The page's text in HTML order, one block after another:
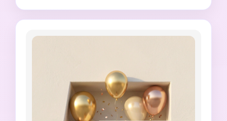
heureux de [AGE] ans avec traits du visage de
référence préservés, portant [OUTFIT], riant
de contour douce, peau photoréaliste,
photographie de studio premium, ultra réaliste,
mise au point nette. Mise en page minimaliste
épurée, esthétique de couverture de magazine
de luxe, direction artistique haut de gamme,